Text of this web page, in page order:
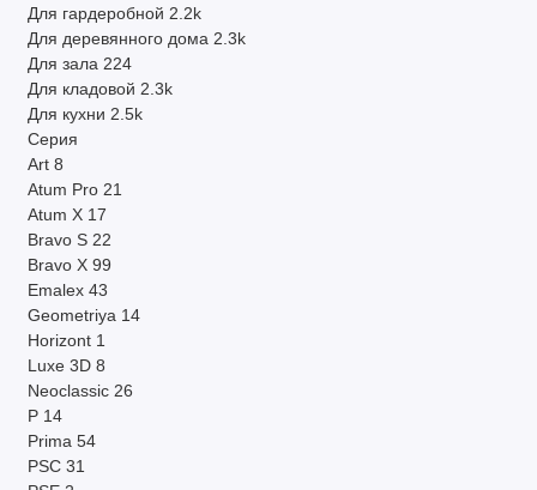
Для гардеробной 2.2k
Для деревянного дома 2.3k
Для зала 224
Для кладовой 2.3k
Для кухни 2.5k
Серия
Art 8
Atum Pro 21
Atum X 17
Bravo S 22
Bravo X 99
Emalex 43
Geometriya 14
Horizont 1
Luxe 3D 8
Neoclassic 26
P 14
Prima 54
PSC 31